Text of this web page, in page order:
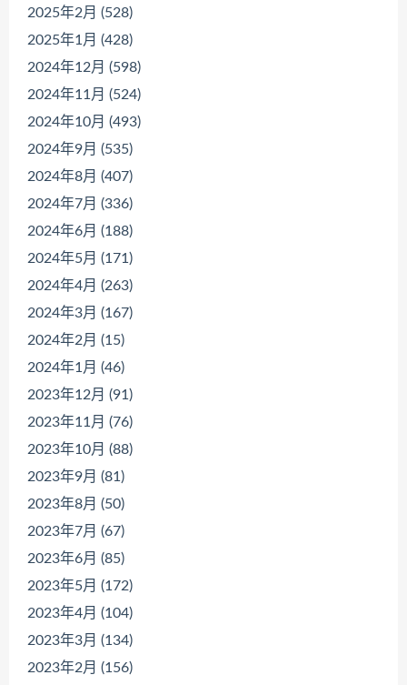
2025年2月 (528)
2025年1月 (428)
2024年12月 (598)
2024年11月 (524)
2024年10月 (493)
2024年9月 (535)
2024年8月 (407)
2024年7月 (336)
2024年6月 (188)
2024年5月 (171)
2024年4月 (263)
2024年3月 (167)
2024年2月 (15)
2024年1月 (46)
2023年12月 (91)
2023年11月 (76)
2023年10月 (88)
2023年9月 (81)
2023年8月 (50)
2023年7月 (67)
2023年6月 (85)
2023年5月 (172)
2023年4月 (104)
2023年3月 (134)
2023年2月 (156)